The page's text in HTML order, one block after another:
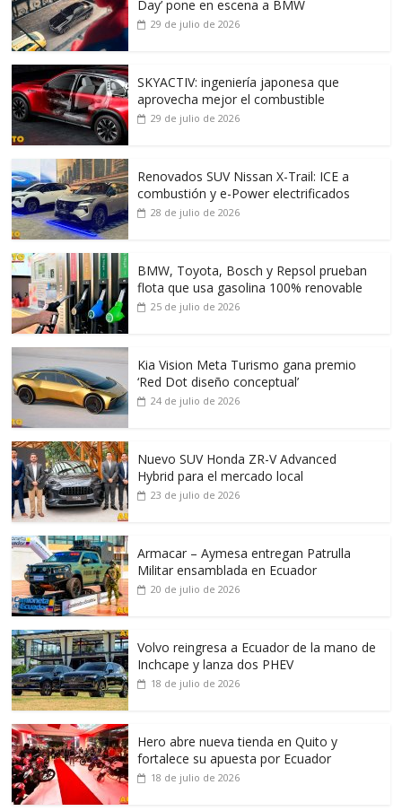
Day’ pone en escena a BMW
29 de julio de 2026
SKYACTIV: ingeniería japonesa que
aprovecha mejor el combustible
29 de julio de 2026
Renovados SUV Nissan X-Trail: ICE a
combustión y e-Power electrificados
28 de julio de 2026
BMW, Toyota, Bosch y Repsol prueban
flota que usa gasolina 100% renovable
25 de julio de 2026
Kia Vision Meta Turismo gana premio
‘Red Dot diseño conceptual’
24 de julio de 2026
Nuevo SUV Honda ZR-V Advanced
Hybrid para el mercado local
23 de julio de 2026
Armacar – Aymesa entregan Patrulla
Militar ensamblada en Ecuador
20 de julio de 2026
Volvo reingresa a Ecuador de la mano de
Inchcape y lanza dos PHEV
18 de julio de 2026
Hero abre nueva tienda en Quito y
fortalece su apuesta por Ecuador
18 de julio de 2026